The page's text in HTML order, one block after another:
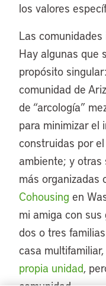
los valores
Las
Hay algunas que
propósito
comunidad de
de “arcología”
para minimizar el
construidas por
ambiente; y otras
más organizadas
Cohousing en
mi amiga con sus
dos o tres
casa
propia unidad,